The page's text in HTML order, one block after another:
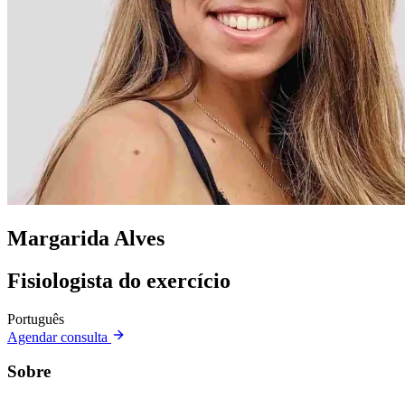
Margarida Alves
Fisiologista do exercício
Português
Agendar consulta
Sobre